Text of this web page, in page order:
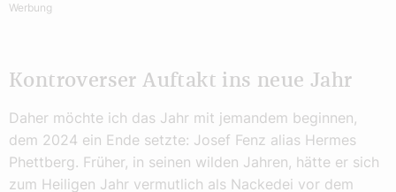
Werbung
Kontroverser Auftakt ins neue Jahr
Daher möchte ich das Jahr mit jemandem beginnen,
dem 2024 ein Ende setzte: Josef Fenz alias Hermes
Phettberg. Früher, in seinen wilden Jahren, hätte er sich
zum Heiligen Jahr vermutlich als Nackedei vor dem